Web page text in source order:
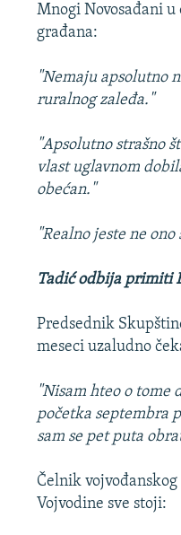
Mnogi Novosađani
građana:
"Nemaju apsolutno
ruralnog zaleđa."
"Apsolutno strašno
vlast uglavnom
obećan."
"Realno jeste ne
Tadić odbija primiti
Predsednik
meseci uzaludno
"Nisam hteo o tome
početka septembra
sam se pet puta
Čelnik
Vojvodine sve stoji: